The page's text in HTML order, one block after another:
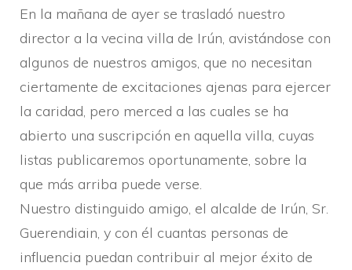
En la mañana de ayer se trasladó nuestro
director a la vecina villa de Irún, avistándose con
algunos de nuestros amigos, que no necesitan
ciertamente de excitaciones ajenas para ejercer
la caridad, pero merced a las cuales se ha
abierto una suscripción en aquella villa, cuyas
listas publicaremos oportunamente, sobre la
que más arriba puede verse.
Nuestro distinguido amigo, el alcalde de Irún, Sr.
Guerendiain, y con él cuantas personas de
influencia puedan contribuir al mejor éxito de